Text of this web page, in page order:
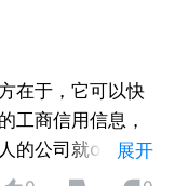
在于，它可以快
工商信用信息，
的公司就ok了，
册资本、信用等
展开